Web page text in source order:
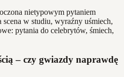
– czy gwiazdy naprawdę